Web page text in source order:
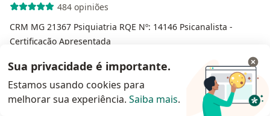
484 opiniões
CRM MG 21367 Psiquiatria RQE Nº: 14146 Psicanalista -
Certificação Apresentada
Pacientes fiéis
Copacabana, Rio de Janeiro
Telemedicina (Consultas 100% On-line) - Rio de Janeiro
Sua privacidade é importante.
Estamos usando cookies para
melhorar sua experiência. Saiba mais.